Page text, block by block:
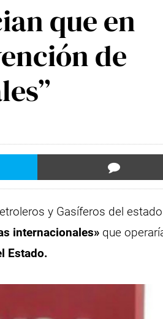
que en
de
y Gasíferos del estado
internacionales» que
Estado.